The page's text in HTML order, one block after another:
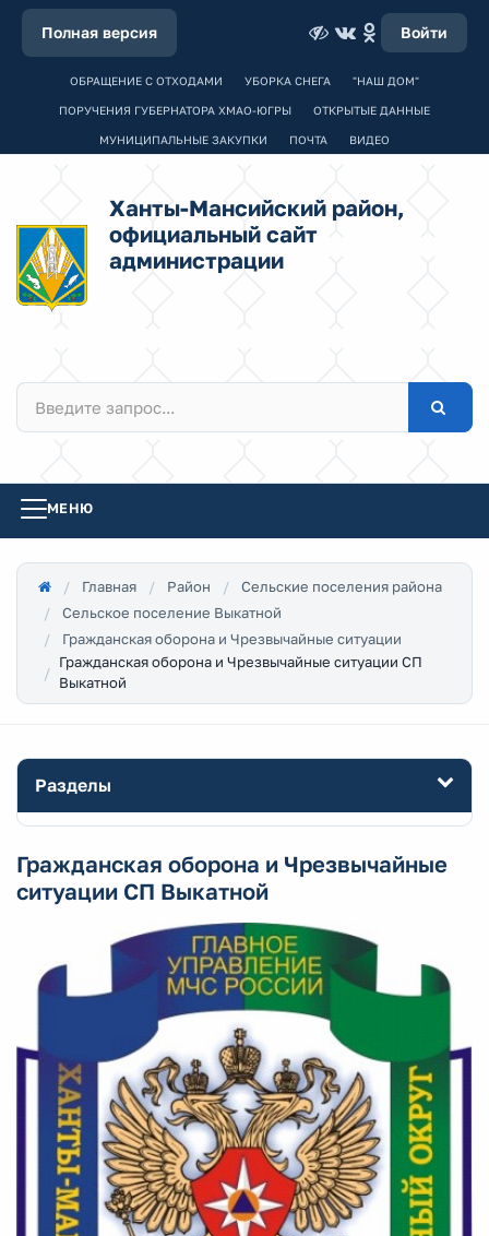
Полная версия Войти
ОБРАЩЕНИЕ С ОТХОДАМИ УБОРКА СНЕГА "НАШ ДОМ"
ПОРУЧЕНИЯ ГУБЕРНАТОРА ХМАО-ЮГРЫ ОТКРЫТЫЕ ДАННЫЕ
МУНИЦИПАЛЬНЫЕ ЗАКУПКИ ПОЧТА ВИДЕО
Ханты-Мансийский район,
официальный сайт
администрации
МЕНЮ
Главная Район
Сельские поселения района
Сельское поселение Выкатной
Гражданская оборона и Чрезвычайные ситуации
Гражданская оборона и Чрезвычайные ситуации СП
Выкатной
Разделы
Гражданская оборона и Чрезвычайные
ситуации СП Выкатной